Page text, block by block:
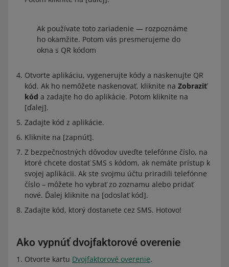
Ak používate toto zariadenie — rozpoznáme
ho okamžite. Potom vás presmerujeme do
okna s QR kódom
Otvorte aplikáciu, vygenerujte kódy a naskenujte QR
kód. Ak ho nemôžete naskenovať, kliknite na Zobraziť
kód a zadajte ho do aplikácie. Potom kliknite na
[ďalej].
Zadajte kód z aplikácie.
Kliknite na [zapnúť].
Z bezpečnostných dôvodov uveďte telefónne číslo, na
ktoré chcete dostať SMS s kódom, ak nemáte prístup k
svojej aplikácii. Ak ste svojmu účtu priradili telefónne
číslo – môžete ho vybrať zo zoznamu alebo pridať
nové. Ďalej kliknite na [odoslať kód].
Zadajte kód, ktorý dostanete cez SMS. Hotovo!
Ako vypnúť dvojfaktorové overenie
Otvorte kartu Dvojfaktorové overenie.